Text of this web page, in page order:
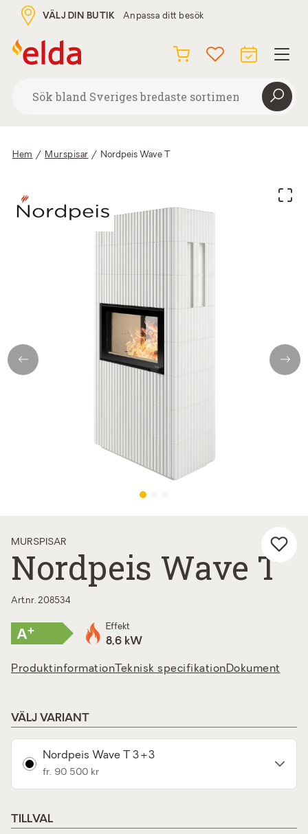
VÄLJ DIN BUTIK Anpassa ditt besök
Hem / Murspisar / Nordpeis Wave T
Previous Next
MURSPISAR
Nordpeis Wave T
Art.nr. 208534
A+ Effekt
8,6 kW
Produktinformation Teknisk specifikationDokument
VÄLJ VARIANT
Nordpeis Wave T 3+3
fr. 90 500 kr
TILLVAL